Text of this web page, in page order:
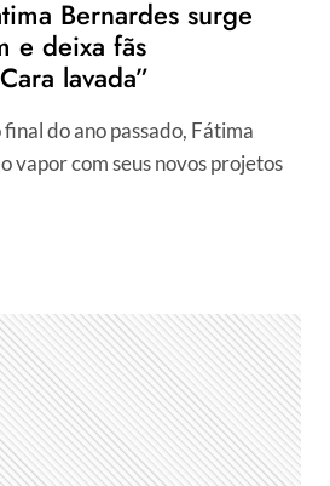
Bernardes surge
e deixa fãs
lavada”
do ano passado, Fátima
vapor com seus novos projetos